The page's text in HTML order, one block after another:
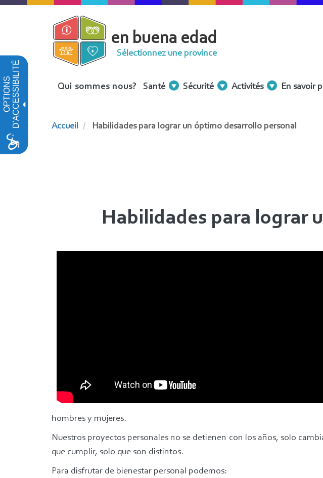
OPTIONSD'ACCESSIBILITÉ
Aller
en buena edad
Sélectionnez une province
Menu
Qui sommes nous? Santé Sécurité Activités En savoir
Accueil Habilidades para lograr un óptimo desarrollo personal
Habilidades para lograr
hombres y mujeres.
Nuestros proyectos personales no se detienen con los años, solo
que cumplir, solo que son distintos.
Para disfrutar de bienestar personal podemos: